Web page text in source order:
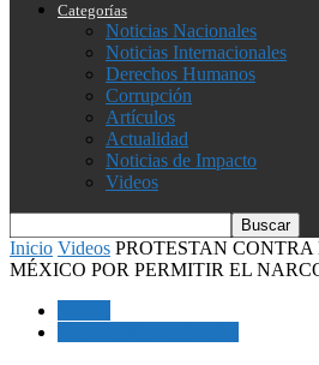
Categorías
Noticias Nacionales
Noticias Internacionales
Derechos Humanos
Corrupción
Artículos
Actualidad
Noticias de Impacto
Videos
Inicio Videos PROTESTAN
MÉXICO POR PERMITIR EL